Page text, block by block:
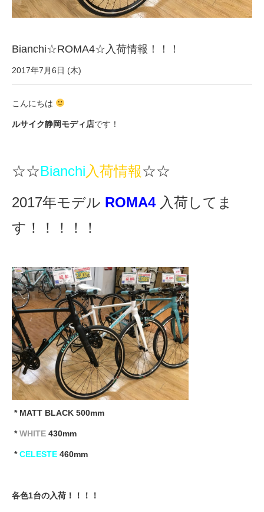
SpotMateログイン
オリジナル自転車
PB全車種カタログ
Norwayシリーズ
eVita
コンテンツ
店舗ブログ
イベント
特集
メディア
求人情報
法人様
法人様向け割引
Bianchi☆ROMA4☆入荷情報！！！
2017年7月6日 (木)
こんにちは
ルサイク静岡モディ店です！
☆☆Bianchi入荷情報☆☆
2017年モデル ROMA4入荷してま
す！！！！！
* MATT BLACK 500mm
*WHITE 430mm
*CELESTE 460mm
各色1台の入荷！！！！